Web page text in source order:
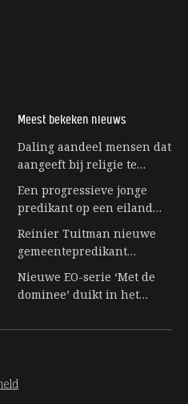
Meest bekeken nieuws
Daling aandeel mensen dat
aangeeft bij religie te
Een progressieve jonge
predikant op een eiland
Reinier Tuitman nieuwe
gemeentepredikant
Nijkleaster-Westerwert
Nieuwe EO-serie ‘Met de
dominee’ duikt in het